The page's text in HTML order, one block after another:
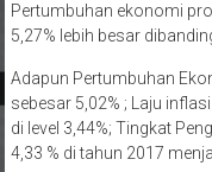
Pertumbuhan ekonomi
5,27% lebih besar
Adapun Pertumbuhan
sebesar 5,02% ; Laju
di level 3,44%; Tingkat
4,33 % di tahun 2017